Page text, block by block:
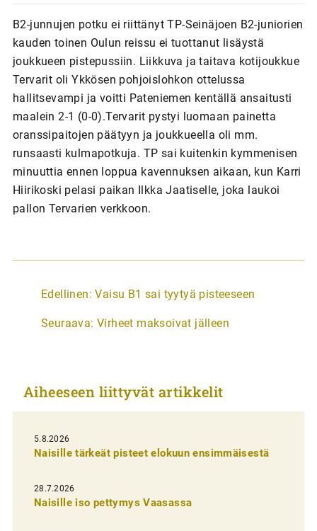
B2-junnujen potku ei riittänyt TP-Seinäjoen B2-juniorien
kauden toinen Oulun reissu ei tuottanut lisäystä
joukkueen pistepussiin. Liikkuva ja taitava kotijoukkue
Tervarit oli Ykkösen pohjoislohkon ottelussa
hallitsevampi ja voitti Pateniemen kentällä ansaitusti
maalein 2-1 (0-0).Tervarit pystyi luomaan painetta
oranssipaitojen päätyyn ja joukkueella oli mm.
runsaasti kulmapotkuja. TP sai kuitenkin kymmenisen
minuuttia ennen loppua kavennuksen aikaan, kun Karri
Hiirikoski pelasi paikan Ilkka Jaatiselle, joka laukoi
pallon Tervarien verkkoon.
A
t
k
e
l
i
e
n
Edellinen: Vaisu B1 sai tyytyä pisteeseen
Seuraava: Virheet maksoivat jälleen
Aiheeseen liittyvät artikkelit
5.8.2026
Naisille tärkeät pisteet elokuun ensimmäisestä
28.7.2026
Naisille iso pettymys Vaasassa